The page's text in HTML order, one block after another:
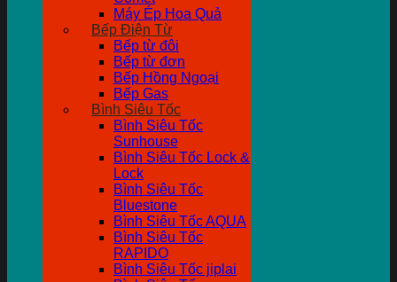
Máy Ép Hoa Quả
Bếp Điện Từ
Bếp từ đôi
Bếp từ đơn
Bếp Hồng Ngoại
Bếp Gas
Bình Siêu Tốc
Bình Siêu Tốc
Sunhouse
Bình Siêu Tốc Lock &
Lock
Bình Siêu Tốc
Bluestone
Bình Siêu Tốc AQUA
Bình Siêu Tốc
RAPIDO
Bình Siêu Tốc jiplai